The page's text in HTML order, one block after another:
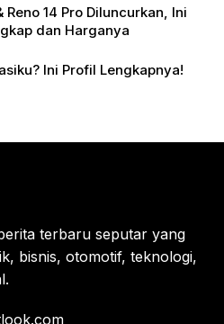
Reno 14 Pro Diluncurkan, Ini
dan Harganya
Ini Profil Lengkapnya!
terbaru seputar yang
bisnis, otomotif, teknologi,